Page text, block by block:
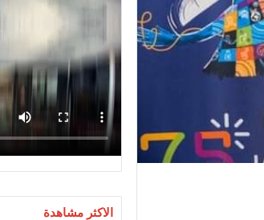
الاكثر مشاهدة